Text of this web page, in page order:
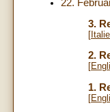
22.
3.
[
2.
[
1.
[